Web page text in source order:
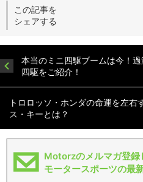
この記事を
シェアする
本当のミニ四駆ブームは今！
四駆をご紹介！
トロロッソ・ホンダの命運を左右
ス・キーとは？
Motorzのメルマガ登録
モータースポーツの最